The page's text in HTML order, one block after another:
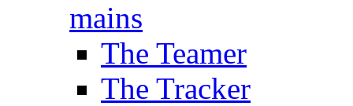
mains
The Teamer
The Tracker